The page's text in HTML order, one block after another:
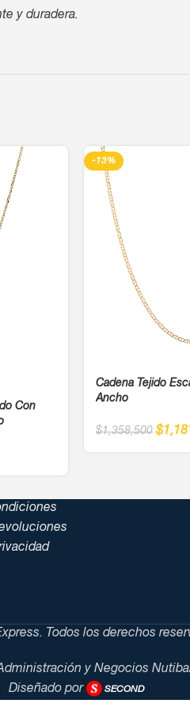
y duradera.
Con
-13%
Cadena Tejido
Ancho
$1,358,500 $
Todos los derechos
y Negocios
Diseñado por
SECOND